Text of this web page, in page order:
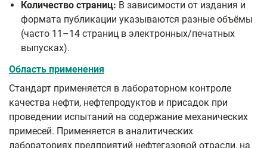
Количество страниц: В зависимости от издания и
формата публикации указываются разные объёмы
(часто 11–14 страниц в электронных/печатных
выпусках).
Область применения
Стандарт применяется в лабораторном контроле
качества нефти, нефтепродуктов и присадок при
проведении испытаний на содержание механических
примесей. Применяется в аналитических
лабораториях предприятий нефтегазовой отрасли, на